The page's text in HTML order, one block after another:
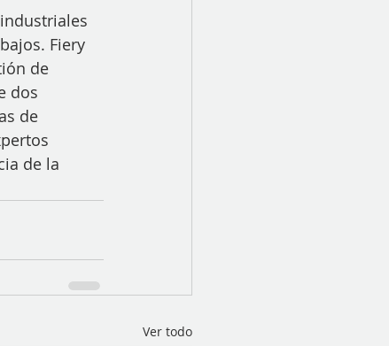
Fiery
de
dos
de
de la
Ver todo